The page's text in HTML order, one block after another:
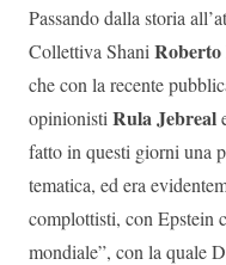
Passando dalla storia
Collettiva Shani
che con la recente
opinionisti Rula Jebreal
fatto in questi giorni una
tematica, ed era
complottisti, con Epstein
mondiale”, con la quale